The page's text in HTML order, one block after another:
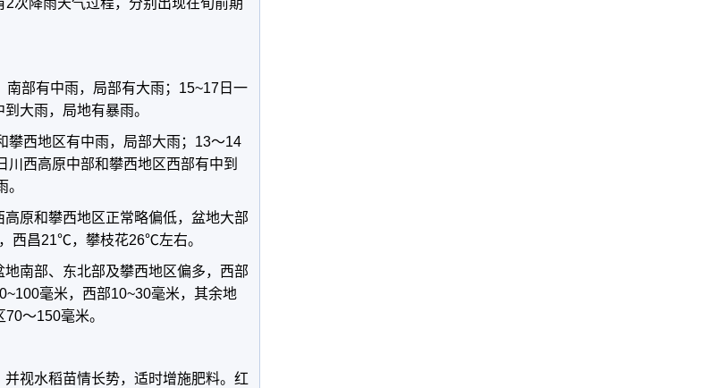
次降雨天气过程，分别出现在旬前期
部有中雨，局部有大雨；15~17日一
大雨，局地有暴雨。
攀西地区有中雨，局部大雨；13～14
川西高原中部和攀西地区西部有中到
原和攀西地区正常略偏低，盆地大部
西昌21℃，攀枝花26℃左右。
南部、东北部及攀西地区偏多，西部
毫米，西部10~30毫米，其余地
～150毫米。
视水稻苗情长势，适时增施肥料。红